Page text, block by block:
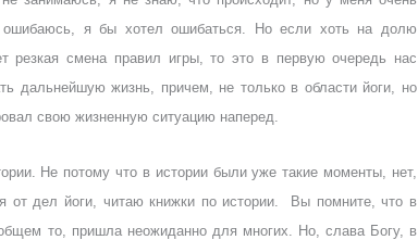
ошибаюсь, я бы хотел ошибаться. Но если хоть на долю
резкая смена правил игры, то это в первую очередь нас
дальнейшую жизнь, причем, не только в области йоги, но
свою жизненную ситуацию наперед.
Не потому что в истории были уже такие моменты, нет,
от дел йоги, читаю книжки по истории. Вы помните, что в
то, пришла неожиданно для многих. Но, слава Богу, в